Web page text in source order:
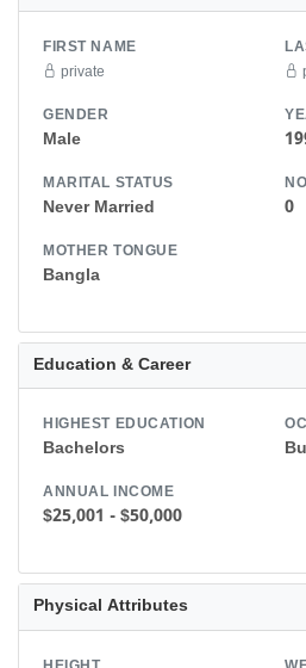
FIRST NAME
private
GENDER
Male
MARITAL STATUS
Never Married 0
MOTHER TONGUE
Bangla
Education & Career
HIGHEST EDUCATION
Bachelors
ANNUAL INCOME
$25,001 - $50,000
Physical Attributes